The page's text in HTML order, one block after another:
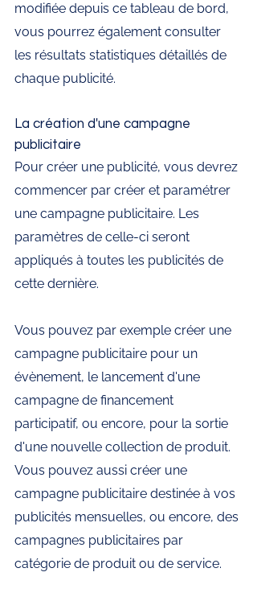
modifiée depuis ce tableau de bord,
vous pourrez également consulter
les résultats statistiques détaillés de
chaque publicité.
La création d'une campagne
publicitaire
Pour créer une publicité, vous devrez
commencer par créer et paramétrer
une campagne publicitaire. Les
paramètres de celle-ci seront
appliqués à toutes les publicités de
cette dernière.
Vous pouvez par exemple créer une
campagne publicitaire pour un
évènement, le lancement d'une
campagne de financement
participatif, ou encore, pour la sortie
d'une nouvelle collection de produit.
Vous pouvez aussi créer une
campagne publicitaire destinée à vos
publicités mensuelles, ou encore, des
campagnes publicitaires par
catégorie de produit ou de service.